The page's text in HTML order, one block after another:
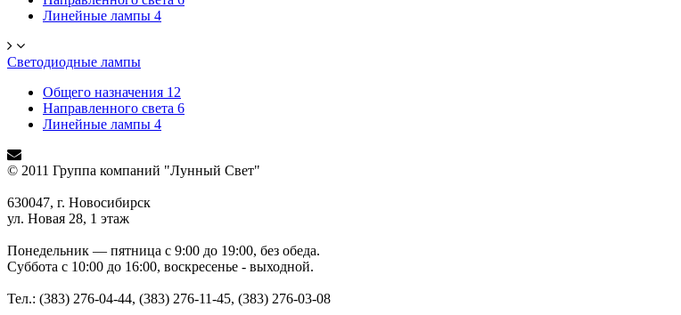
Линейные лампы 4
Светодиодные лампы
Общего назначения 12
Направленного света 6
Линейные лампы 4
© 2011 Группа компаний "Лунный Свет"
630047, г. Новосибирск
ул. Новая 28, 1 этаж
Понедельник — пятница с 9:00 до 19:00, без обеда.
Суббота с 10:00 до 16:00, воскресенье - выходной.
Тел.: (383) 276-04-44, (383) 276-11-45, (383) 276-03-08